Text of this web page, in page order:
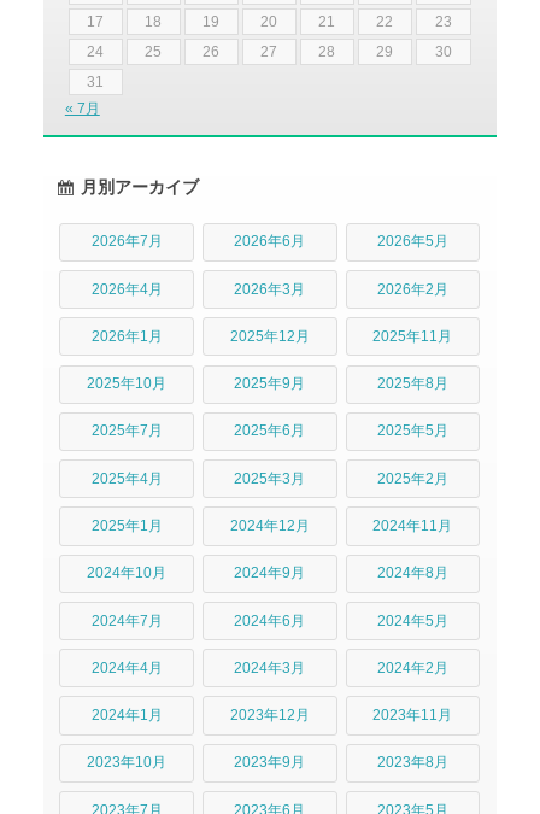
17
18 19 20 21 22
23
24
25 26 27 28 29
30
31
« 7月
月別アーカイブ
2026年7月 2026年6月 2026年5月
2026年4月 2026年3月 2026年2月
2026年1月 2025年12月 2025年11月
2025年10月 2025年9月 2025年8月
2025年7月 2025年6月 2025年5月
2025年4月 2025年3月 2025年2月
2025年1月 2024年12月 2024年11月
2024年10月 2024年9月 2024年8月
2024年7月 2024年6月 2024年5月
2024年4月 2024年3月 2024年2月
2024年1月 2023年12月 2023年11月
2023年10月 2023年9月 2023年8月
2023年7月 2023年6月 2023年5月